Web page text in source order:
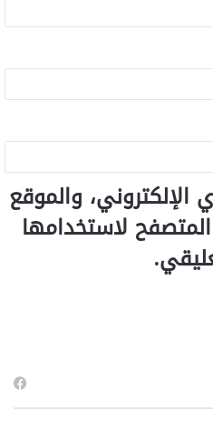
والموقع
لاستخدامها